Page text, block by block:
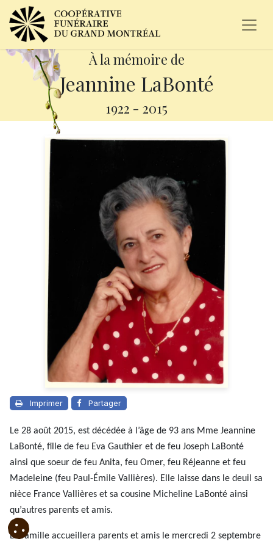
À la mémoire de
Jeannine LaBonté
1922 - 2015
Imprimer Partager
Le 28 août 2015, est décédée à l’âge de 93 ans Mme Jeannine
LaBonté, fille de feu Eva Gauthier et de feu Joseph LaBonté
ainsi que soeur de feu Anita, feu Omer, feu Réjeanne et feu
Madeleine (feu Paul-Émile Vallières). Elle laisse dans le deuil sa
nièce France Vallières et sa cousine Micheline LaBonté ainsi
qu’autres parents et amis.
La famille accueillera parents et amis le mercredi 2 septembre